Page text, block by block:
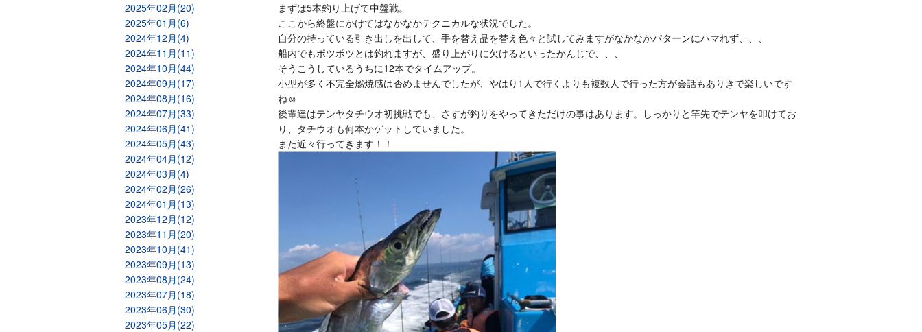
2025年02月(20)
2025年01月(6)
2024年12月(4)
2024年11月(11)
2024年10月(44)
2024年09月(17)
2024年08月(16)
2024年07月(33)
2024年06月(41)
2024年05月(43)
2024年04月(12)
2024年03月(4)
2024年02月(26)
2024年01月(13)
2023年12月(12)
2023年11月(20)
2023年10月(41)
2023年09月(13)
2023年08月(24)
2023年07月(18)
2023年06月(30)
2023年05月(22)
まずは5本釣り上げて中盤戦。
ここから終盤にかけてはなかなかテクニカルな状況でした。
自分の持っている引き出しを出して、手を替え品を替え色々と試してみますがなかなかパターンにハマれず、、、
船内でもポツポツとは釣れますが、盛り上がりに欠けるといったかんじで、、、
そうこうしているうちに12本でタイムアップ。
小型が多く不完全燃焼感は否めませんでしたが、やはり1人で行くよりも複数人で行った方が会話もありきで楽しいです
ね☺️
後輩達はテンヤタチウオ初挑戦でも、さすが釣りをやってきただけの事はあります。しっかりと竿先でテンヤを叩けてお
り、タチウオも何本かゲットしていました。
また近々行ってきます！！